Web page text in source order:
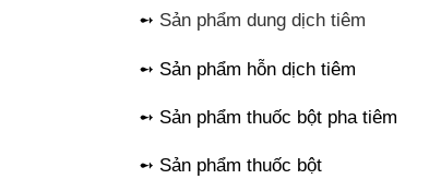
➻ Sản phẩm dung dịch tiêm
➻ Sản phẩm hỗn dịch tiêm
➻ Sản phẩm thuốc bột pha tiêm
➻ Sản phẩm thuốc bột